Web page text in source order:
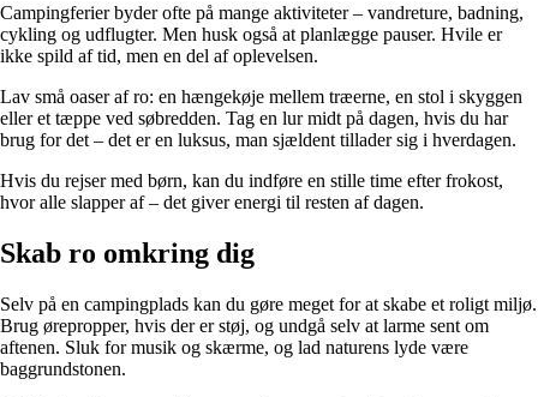
Campingferier byder ofte på mange aktiviteter – vandreture, badning,
cykling og udflugter. Men husk også at planlægge pauser. Hvile er
ikke spild af tid, men en del af oplevelsen.
Lav små oaser af ro: en hængekøje mellem træerne, en stol i skyggen
eller et tæppe ved søbredden. Tag en lur midt på dagen, hvis du har
brug for det – det er en luksus, man sjældent tillader sig i hverdagen.
Hvis du rejser med børn, kan du indføre en stille time efter frokost,
hvor alle slapper af – det giver energi til resten af dagen.
Skab ro omkring dig
Selv på en campingplads kan du gøre meget for at skabe et roligt miljø.
Brug ørepropper, hvis der er støj, og undgå selv at larme sent om
aftenen. Sluk for musik og skærme, og lad naturens lyde være
baggrundstonen.